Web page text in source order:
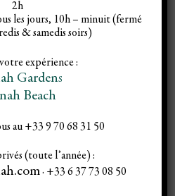
2h
les jours, 10h – minuit (fermé
& samedis soirs)
expérience :
Gardens
Beach
au +33 9 70 68 31 50
(toute l’année) :
· +33 6 37 73 08 50